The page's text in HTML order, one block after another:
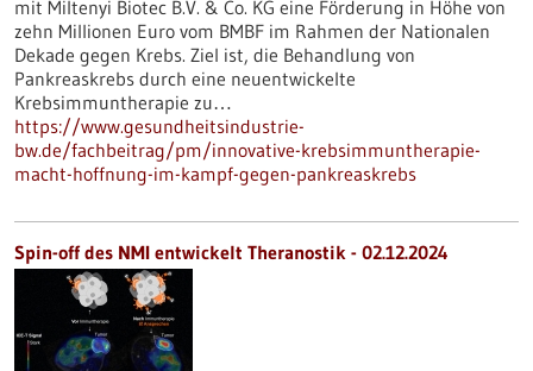
mit Miltenyi Biotec B.V. & Co. KG eine Förderung in Höhe von
zehn Millionen Euro vom BMBF im Rahmen der Nationalen
Dekade gegen Krebs. Ziel ist, die Behandlung von
Pankreaskrebs durch eine neuentwickelte
Krebsimmuntherapie zu…
https://www.gesundheitsindustrie-
bw.de/fachbeitrag/pm/innovative-krebsimmuntherapie-
macht-hoffnung-im-kampf-gegen-pankreaskrebs
Spin-off des NMI entwickelt Theranostik - 02.12.2024